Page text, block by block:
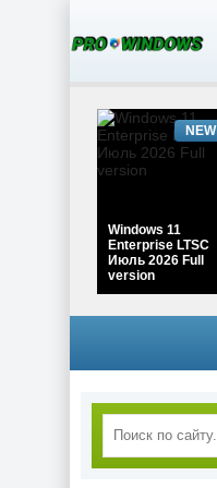
Windows 11
Enterprise LTSC
Июль 2026 Full
version
NEW
Windows 10 Pro